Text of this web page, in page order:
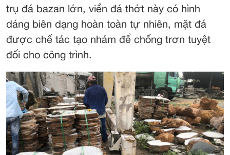
trụ đá bazan lớn, viền đá thớt này có hình
dáng biên dạng hoàn toàn tự nhiên, mặt đá
được chế tác tạo nhám để chống trơn tuyệt
đối cho công trình.